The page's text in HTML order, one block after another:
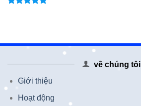
về chúng tôi
Giới thiệu
Hoạt động